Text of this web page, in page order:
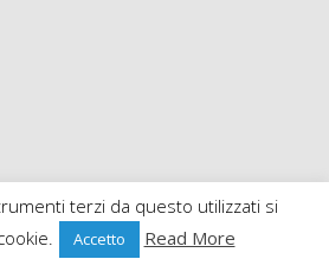
terzi da questo utilizzati si
Accetto Read More